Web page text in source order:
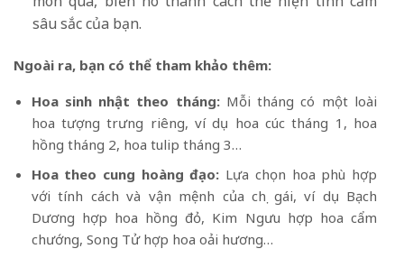
sâu sắc của bạn.
Ngoài ra, bạn có thể tham khảo thêm:
Hoa sinh nhật theo tháng:Mỗi tháng có một loài
hoa tượng trưng riêng, ví dụ hoa cúc tháng 1, hoa
hồng tháng 2, hoa tulip tháng 3…
Hoa theo cung hoàng đạo: Lựa chọn hoa phù hợp
với tính cách và vận mệnh của chị gái, ví dụ Bạch
Dương hợp hoa hồng đỏ, Kim Ngưu hợp hoa cẩm
chướng, Song Tử hợp hoa oải hương…